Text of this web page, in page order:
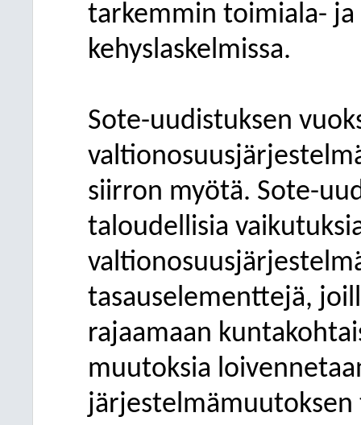
tarkemmin toimiala- ja
kehyslaskelmissa.
Sote-uudistuksen
siirron myötä. Sote-
taloudellisia
tasauselementtejä,
rajaamaan
muutoksia
järjestelmämuutoksen